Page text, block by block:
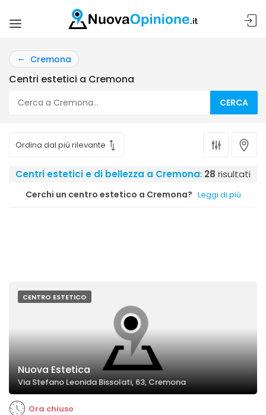
Cremona
Centri estetici a Cremona
CERCA
Centri estetici e di bellezza a Cremona: 28 risultati
Cerchi un centro estetico a Cremona? Leggi di più
CENTRO ESTETICO
Nuova Estetica
Via Stefano Leonida Bissolati, 63, Cremona
Ora chiuso